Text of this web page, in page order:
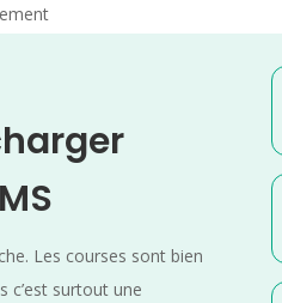
Les courses sont bien
c’est surtout une